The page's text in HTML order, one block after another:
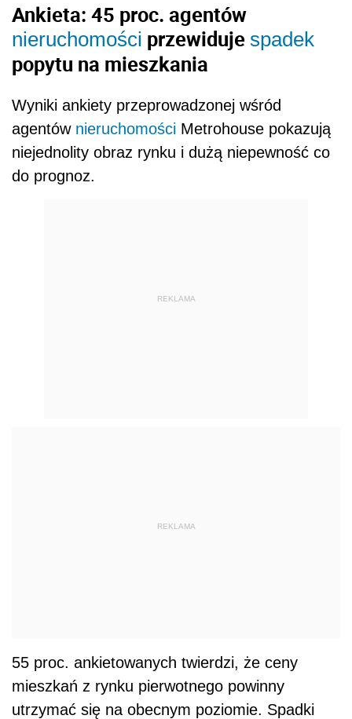
Ankieta: 45 proc. agentów
nieruchomości przewiduje spadek
popytu na mieszkania
Wyniki ankiety przeprowadzonej wśród
agentów nieruchomości Metrohouse pokazują
niejednolity obraz rynku i dużą niepewność co
do prognoz.
REKLAMA
REKLAMA
55 proc. ankietowanych twierdzi, że ceny
mieszkań z rynku pierwotnego powinny
utrzymać się na obecnym poziomie. Spadki